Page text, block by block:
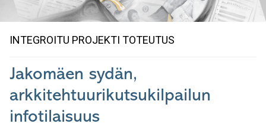
INTEGROITU PROJEKTI TOTEUTUS
Jakomäen sydän,
arkkitehtuurikutsukilpailun
infotilaisuus